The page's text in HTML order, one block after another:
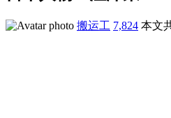
搬运工 7,824 本文